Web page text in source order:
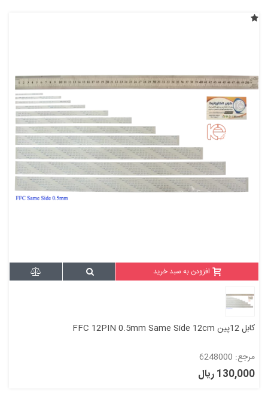
افزودن به سبد خرید
کابل 12پین FFC 12PIN 0.5mm Same Side 12cm
مرجع: 6248000
130,000 ریال